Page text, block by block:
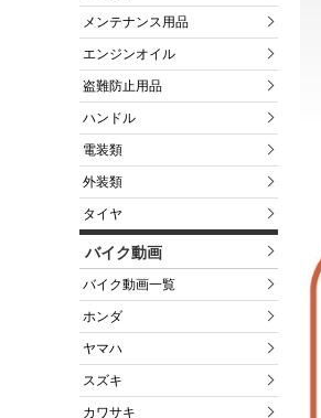
メンテナンス用品
エンジンオイル
盗難防止用品
ハンドル
電装類
外装類
タイヤ
バイク動画
バイク動画一覧
ホンダ
ヤマハ
スズキ
カワサキ